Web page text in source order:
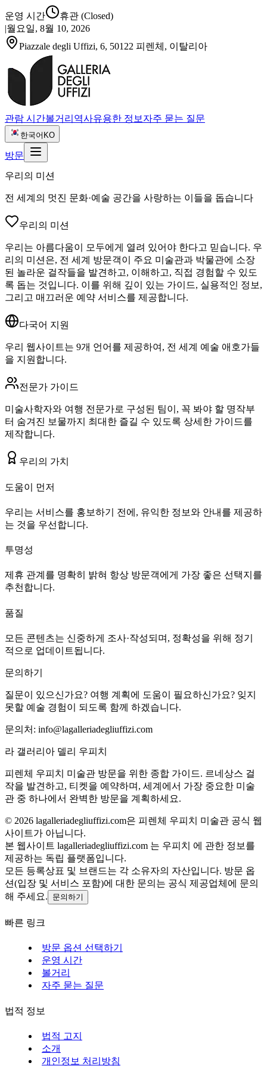
운영 시간 휴관 (Closed)
|월요일, 8월 10, 2026
Piazzale degli Uffizi, 6, 50122 피렌체, 이탈리아
관람 시간볼거리 역사유용한 정보 자주 묻는 질문
한국어 KO
방문
우리의 미션
전 세계의 멋진 문화·예술 공간을 사랑하는 이들을 돕습니다
우리의 미션
우리는 아름다움이 모두에게 열려 있어야 한다고 믿습니다. 우
리의 미션은, 전 세계 방문객이 주요 미술관과 박물관에 소장
된 놀라운 걸작들을 발견하고, 이해하고, 직접 경험할 수 있도
록 돕는 것입니다. 이를 위해 깊이 있는 가이드, 실용적인 정보,
그리고 매끄러운 예약 서비스를 제공합니다.
다국어 지원
우리 웹사이트는 9개 언어를 제공하여, 전 세계 예술 애호가들
을 지원합니다.
전문가 가이드
미술사학자와 여행 전문가로 구성된 팀이, 꼭 봐야 할 명작부
터 숨겨진 보물까지 최대한 즐길 수 있도록 상세한 가이드를
제작합니다.
우리의 가치
도움이 먼저
우리는 서비스를 홍보하기 전에, 유익한 정보와 안내를 제공하
는 것을 우선합니다.
투명성
제휴 관계를 명확히 밝혀 항상 방문객에게 가장 좋은 선택지를
추천합니다.
품질
모든 콘텐츠는 신중하게 조사·작성되며, 정확성을 위해 정기
적으로 업데이트됩니다.
문의하기
질문이 있으신가요? 여행 계획에 도움이 필요하신가요? 잊지
못할 예술 경험이 되도록 함께 하겠습니다.
문의처: info@lagalleriadegliuffizi.com
라 갤러리아 델리 우피치
피렌체 우피치 미술관 방문을 위한 종합 가이드. 르네상스 걸
작을 발견하고, 티켓을 예약하며, 세계에서 가장 중요한 미술
관 중 하나에서 완벽한 방문을 계획하세요.
© 2026 lagalleriadegliuffizi.com은 피렌체 우피치 미술관 공식 웹
사이트가 아닙니다.
본 웹사이트 lagalleriadegliuffizi.com 는 우피치 에 관한 정보를
제공하는 독립 플랫폼입니다.
모든 등록상표 및 브랜드는 각 소유자의 자산입니다. 방문 옵
션(입장 및 서비스 포함)에 대한 문의는 공식 제공업체에 문의
해 주세요.
문의하기
빠른 링크
방문 옵션 선택하기
운영 시간
볼거리
자주 묻는 질문
법적 정보
법적 고지
소개
개인정보 처리방침